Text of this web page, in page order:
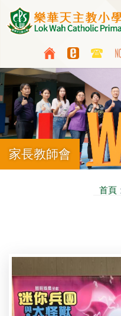
移至主內容
家長教師會
首頁